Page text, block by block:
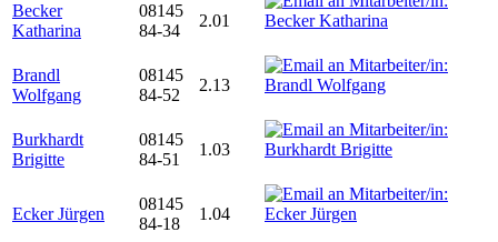
Becker
Katharina
08145
84-34
2.01
Brandl
Wolfgang
08145
84-52
2.13
Burkhardt
Brigitte
08145
84-51
1.03
Ecker Jürgen
08145
84-18
1.04